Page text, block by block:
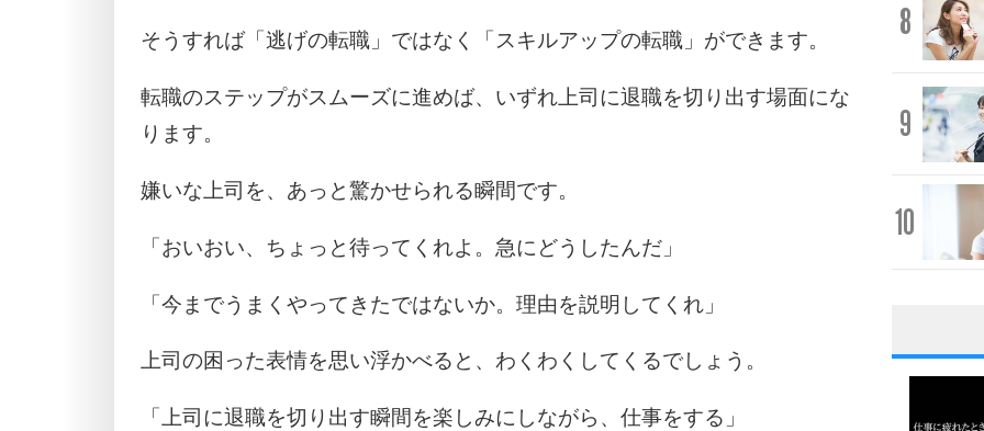
そうすれば「逃げの転職」ではなく「スキルアップの転職」ができます。
転職のステップがスムーズに進めば、いずれ上司に退職を切り出す場面にな
ります。
嫌いな上司を、あっと驚かせられる瞬間です。
「おいおい、ちょっと待ってくれよ。急にどうしたんだ」
「今までうまくやってきたではないか。理由を説明してくれ」
上司の困った表情を思い浮かべると、わくわくしてくるでしょう。
「上司に退職を切り出す瞬間を楽しみにしながら、仕事をする」
8
9
10
1